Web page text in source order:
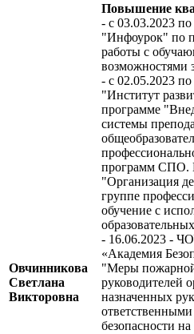
Овчинникова
Светлана
Викторовна
Повышение
- с 03.03.2023
"Инфоурок" по
работы с
возможностями
- c 02.05.2023
"Институт
программе
системы
программ СПО.
"Организация
группе
обучение с
- 16.06.2023 -
«Академия
"Меры пожарной
руководителей
назначенных
безопасности